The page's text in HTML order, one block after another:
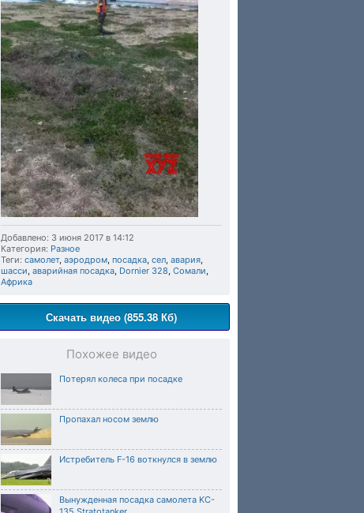
Добавлено: 3 июня 2017 в 14:12
Категория: Разное
Теги: самолет, аэродром, посадка, сел, авария,
шасси, аварийная посадка, Dornier 328, Сомали,
Африка
Скачать видео (855.38 Кб)
Похожее видео
Потерял колеса при посадке
Пропахал носом землю
Истребитель F-16 воткнулся в землю
Вынужденная посадка самолета KC-